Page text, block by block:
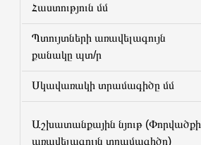
Հաստություն մմ
Պտույտների առավելագույն
քանակը պտ/ր
Սկավառակի տրամագիծը մմ
Աշխատանքային նյութ (Փորվածքի
առավելագույն տրամագիծը)